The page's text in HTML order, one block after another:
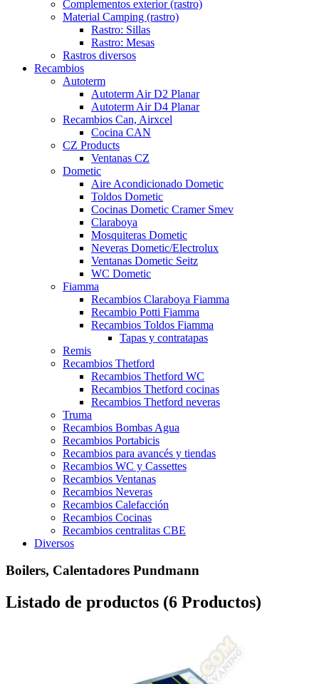
Complementos exterior (rastro)
Material Camping (rastro)
Rastro: Sillas
Rastro: Mesas
Rastros diversos
Recambios
Autoterm
Autoterm Air D2 Planar
Autoterm Air D4 Planar
Recambios Can, Airxcel
Cocina CAN
CZ Products
Ventanas CZ
Dometic
Aire Acondicionado Dometic
Toldos Dometic
Cocinas Dometic Cramer Smev
Claraboya
Mosquiteras Dometic
Neveras Dometic/Electrolux
Ventanas Dometic Seitz
WC Dometic
Fiamma
Recambios Claraboya Fiamma
Recambio Potti Fiamma
Recambios Toldos Fiamma
Tapas y contratapas
Remis
Recambios Thetford
Recambios Thetford WC
Recambios Thetford cocinas
Recambios Thetford neveras
Truma
Recambios Bombas Agua
Recambios Portabicis
Recambios para avancés y tiendas
Recambios WC y Cassettes
Recambios Ventanas
Recambios Neveras
Recambios Calefacción
Recambios Cocinas
Recambios centralitas CBE
Diversos
Boilers, Calentadores Pundmann
Listado de productos (6 Productos)